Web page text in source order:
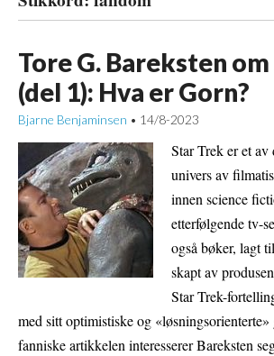
Tore G. Bareksten
(del 1): Hva er Gorn?
Bjarne Benjaminsen • 14/8-2023
Star Trek er et av
univers av
innen science
etterfølgende tv-
også bøker, lagt
skapt av
Star Trek-
med sitt optimistiske og
fanniske artikkelen interesserer Bareksten